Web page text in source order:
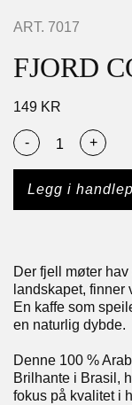
ART. 7017
FJORD
149 KR
- +
Legg i
Der fjell møter
landskapet, finner
En kaffe som
en naturlig dybde.
Denne 100 %
Brilhante i Brasil,
fokus på kvalitet i